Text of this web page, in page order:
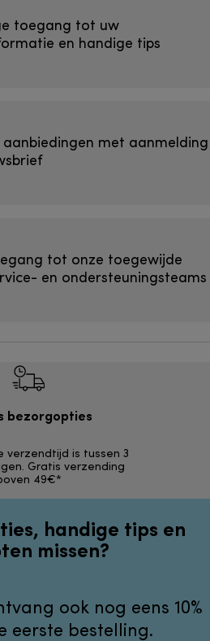
toegang tot uw
en handige tips
aanbiedingen met aanmelding
tot onze toegewijde
en ondersteuningsteams
bezorgopties
verzendtijd is tussen 3
Gratis verzending
49€*
handige tips en
missen?
ook nog eens 10%
eerste bestelling.